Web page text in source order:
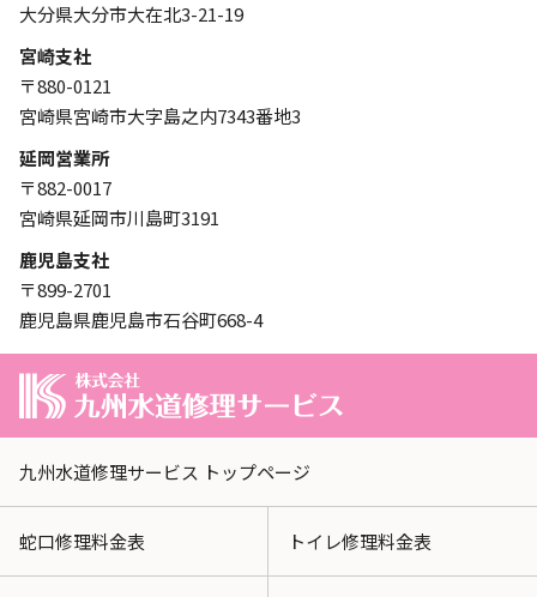
大分県大分市大在北3-21-19
宮崎支社
〒880-0121
宮崎県宮崎市大字島之内7343番地3
延岡営業所
〒882-0017
宮崎県延岡市川島町3191
鹿児島支社
〒899-2701
鹿児島県鹿児島市石谷町668-4
九州水道修理サービス トップページ
蛇口修理料金表 トイレ修理料金表